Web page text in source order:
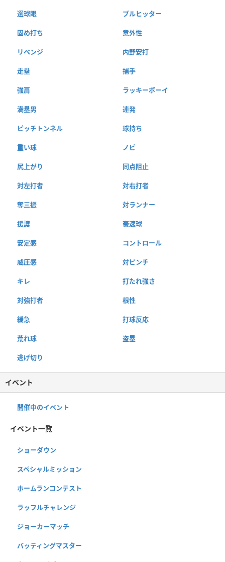
選球眼 プルヒッター
固め打ち 意外性
リベンジ 内野安打
走塁 捕手
強肩 ラッキーボーイ
満塁男 連発
ピッチトンネル 球持ち
重い球 ノビ
尻上がり 同点阻止
対左打者 対右打者
奪三振 対ランナー
援護 豪速球
安定感 コントロール
威圧感 対ピンチ
キレ 打たれ強さ
対強打者 根性
緩急 打球反応
荒れ球 盗塁
逃げ切り
イベント
開催中のイベント
イベント一覧
ショーダウン
スペシャルミッション
ホームランコンテスト
ラッフルチャレンジ
ジョーカーマッチ
バッティングマスター